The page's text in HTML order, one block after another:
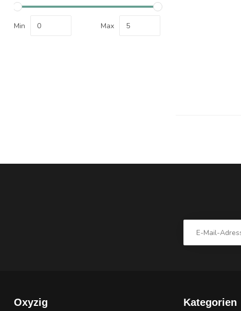
Min Max
Oxyzig Kategorien